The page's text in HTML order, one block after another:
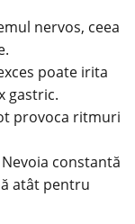
nervos, ceea
poate irita
gastric.
provoca ritmuri
Nevoia constantă
atât pentru